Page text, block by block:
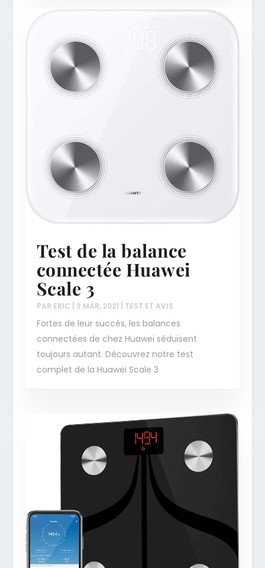
Test de la balance
connectée Huawei
Scale 3
PAR ERIC 3 MAR, 2021 TEST ET AVIS
Fortes de leur succès, les balances
connectées de chez Huawei séduisent
toujours autant. Découvrez notre test
complet de la Huawei Scale 3